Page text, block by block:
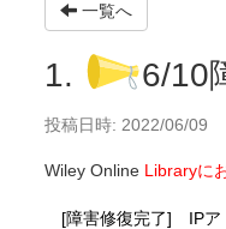
一覧へ
1. 6/10
投稿日時: 2022/06/09
Wiley Online Libraryに
[障害修復完了] IPア